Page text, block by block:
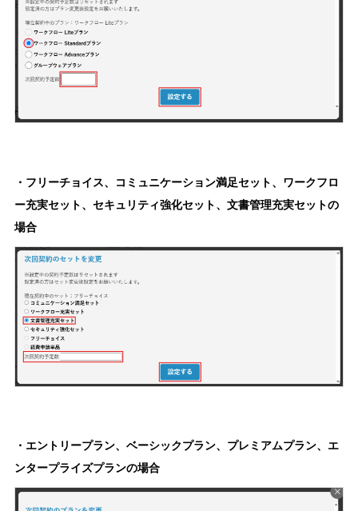
・フリーチョイス、コミュニケーション満足セット、ワークフロ
ー充実セット、セキュリティ強化セット、文書管理充実セットの
場合
・エントリープラン、ベーシックプラン、プレミアムプラン、エ
ンタープライズプランの場合